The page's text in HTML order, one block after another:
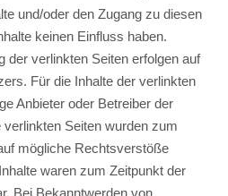
und/oder den Zugang zu diesen
keinen Einfluss haben.
der verlinkten Seiten erfolgen auf
Für die Inhalte der verlinkten
Anbieter oder Betreiber der
Seiten wurden zum
mögliche Rechtsverstöße
waren zum Zeitpunkt der
Bei Bekanntwerden von